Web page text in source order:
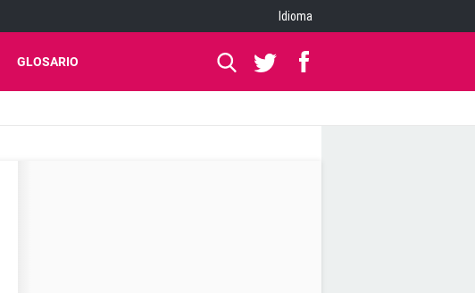
Idioma
GLOSARIO